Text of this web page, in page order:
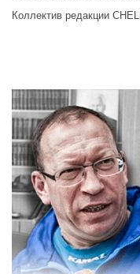
Коллектив редакции